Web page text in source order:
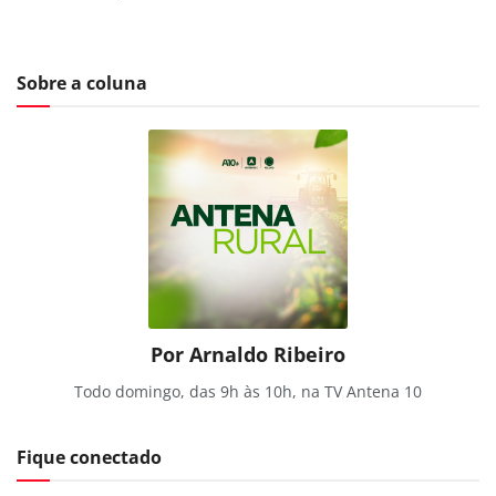
Sobre a coluna
Por Arnaldo Ribeiro
Todo domingo, das 9h às 10h, na TV Antena 10
Fique conectado